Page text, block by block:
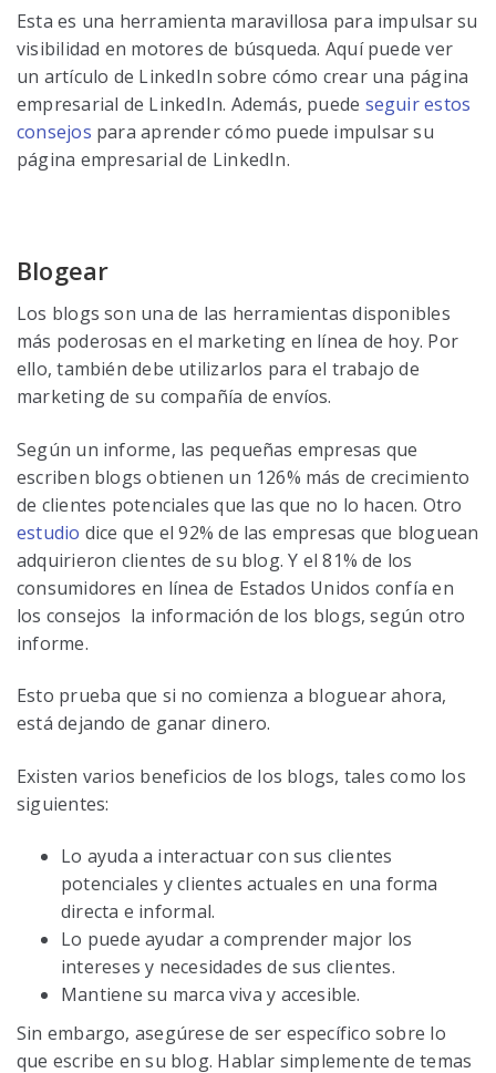
Esta es una herramienta maravillosa para impulsar su
visibilidad en motores de búsqueda. Aquí puede ver
un artículo de LinkedIn sobre cómo crear una página
empresarial de LinkedIn. Además, puede seguir estos
consejos para aprender cómo puede impulsar su
página empresarial de LinkedIn.
Blogear
Los blogs son una de las herramientas disponibles
más poderosas en el marketing en línea de hoy. Por
ello, también debe utilizarlos para el trabajo de
marketing de su compañía de envíos.
Según un informe, las pequeñas empresas que
escriben blogs obtienen un 126% más de crecimiento
de clientes potenciales que las que no lo hacen. Otro
estudio dice que el 92% de las empresas que bloguean
adquirieron clientes de su blog. Y el 81% de los
consumidores en línea de Estados Unidos confía en
los consejos la información de los blogs, según otro
informe.
Esto prueba que si no comienza a bloguear ahora,
está dejando de ganar dinero.
Existen varios beneficios de los blogs, tales como los
siguientes:
Lo ayuda a interactuar con sus clientes
potenciales y clientes actuales en una forma
directa e informal.
Lo puede ayudar a comprender major los
intereses y necesidades de sus clientes.
Mantiene su marca viva y accesible.
Sin embargo, asegúrese de ser específico sobre lo
que escribe en su blog. Hablar simplemente de temas